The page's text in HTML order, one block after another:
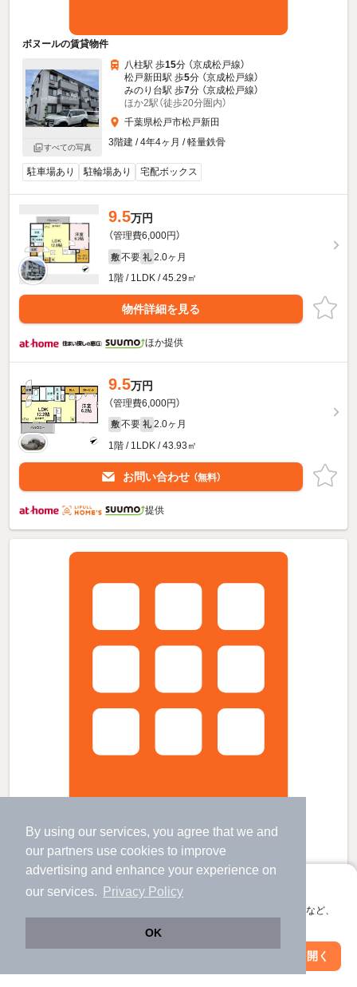
By using our services, you agree that we and
our partners use cookies to improve
advertising and enhance your experience on
our services.
Privacy Policy
OK
アプリに切り替えて、サクサクお部屋探し
会員登録なしですぐ使える。マップ検索やお気に入り保存など、
アプリを開く
ボヌールの賃貸物件
すべての写真
八柱駅 歩15分 （京成松戸線）
松戸新田駅 歩5分 （京成松戸線）
みのり台駅 歩7分 （京成松戸線）
ほか2駅（徒歩20分圏内）
千葉県松戸市松戸新田
3階建 / 4年4ヶ月 / 軽量鉄骨
駐車場あり 駐輪場あり 宅配ボックス
9.5万円
（管理費6,000円）
敷 不要 礼 2.0ヶ月
1階 / 1LDK / 45.29㎡
物件詳細を見る
ほか提供
9.5万円
（管理費6,000円）
敷 不要 礼 2.0ヶ月
1階 / 1LDK / 43.93㎡
お問い合わせ （無料）
提供
ウエストパークの賃貸物件
すべての写真
八柱駅 歩24分 （京成松戸線）
新八柱駅 歩24分 （武蔵野線）
千葉県松戸市八ケ崎５丁目
絞り込み条件を変更